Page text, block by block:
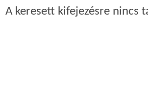
A keresett kifejezésre nincs